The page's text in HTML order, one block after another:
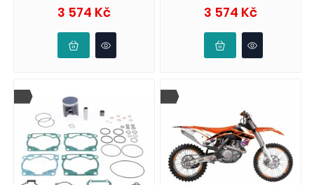
3 574 KčCena 3 574 KčCena